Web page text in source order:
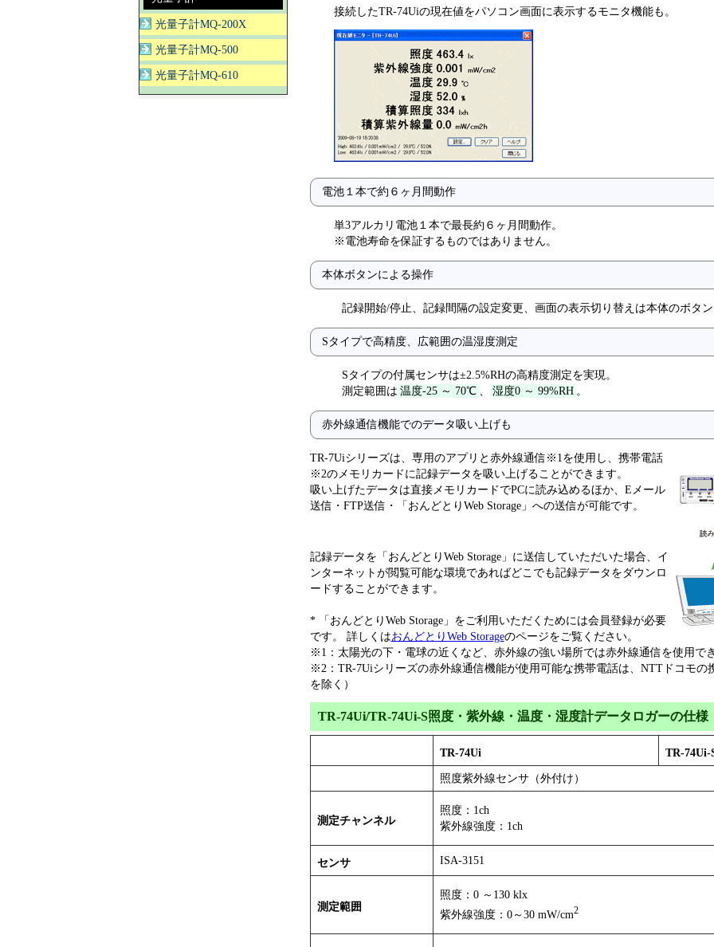
接続したTR-74Uiの現在値をパソコン画面に表示するモニタ機能も。
電池１本で約６ヶ月間動作
単3アルカリ電池１本で最長約６ヶ月間動作。
※電池寿命を保証するものではありません。
本体ボタンによる操作
記録開始/停止、記録間隔の設定変更、画面の表示切り替えは本体のボタ
Sタイプで高精度、広範囲の温湿度測定
Sタイプの付属センサは±2.5%RHの高精度測定を実現。
測定範囲は 温度-25 ～ 70℃ 湿度0 ～ 99%RH 。
赤外線通信機能でのデータ吸い上げも
TR-7Uiシリーズは、専用のアプリと赤外線通信※1を使用し、携帯電話
※2のメモリカードに記録データを吸い上げることができます。
吸い上げたデータは直接メモリカードでPCに読み込めるほか、Eメール
送信・FTP送信・「おんどとりWeb Storage」への送信が可能です。
記録データを「おんどとりWeb Storage」に送信していただいた場合、イ
ンターネットが閲覧可能な環境であればどこでも記録データをダウンロ
ードすることができます。
* 「おんどとりWeb Storage」をご利用いただくためには会員登録が必要
です。 詳しくはおんどとりWeb Storageのページをご覧ください。
※1：太陽光の下・電球の近くなど、赤外線の強い場所では赤外線通信を使用で
※2：TR-7Uiシリーズの赤外線通信機能が使用可能な携帯電話は、NTTドコモの
を除く）
TR-74Ui/TR-74Ui-S照度・紫外線・温度・湿度計データロガーの仕様
TR-74Ui TR-74Ui-
照度紫外線センサ（外付け）
測定チャンネル
照度：1ch
紫外線強度：1ch
センサ ISA-3151
測定範囲
照度：0 ～130 klx
紫外線強度：0～30 mW/cm2
光量子計MQ-200X
光量子計MQ-500
光量子計MQ-610